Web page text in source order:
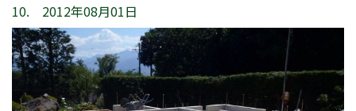
10. 2012年08月01日